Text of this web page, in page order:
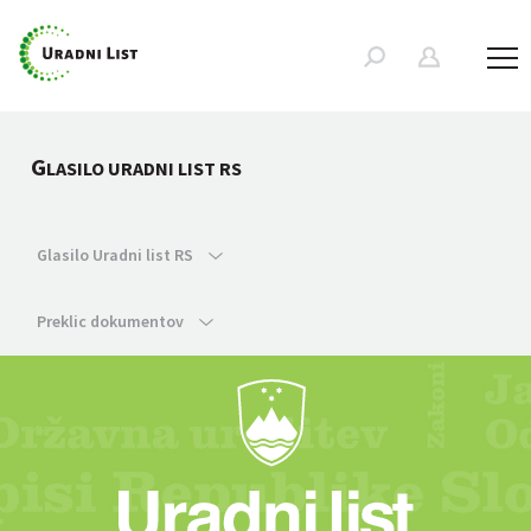
GLASILO URADNI LIST RS
Glasilo Uradni list RS
Preklic dokumentov